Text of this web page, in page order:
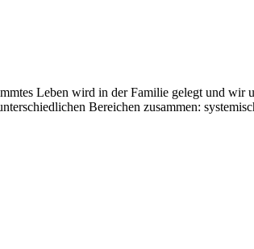
Leben wird in der Familie gelegt und wir
Bereichen zusammen: